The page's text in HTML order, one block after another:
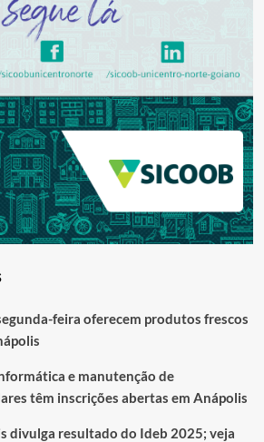
feira oferecem produtos frescos
e manutenção de
têm inscrições abertas em Anápolis
divulga resultado do Ideb 2025; veja